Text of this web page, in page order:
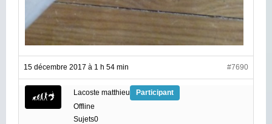
15 décembre 2017 à 1 h 54 min #7690
Lacoste matthieu
Participant
Offline
Sujets0